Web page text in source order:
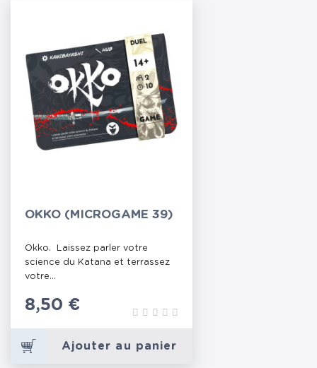
OKKO (MICROGAME 39)
Okko. Laissez parler votre
science du Katana et terrassez
votre...
Prix
8,50 €
Ajouter au panier